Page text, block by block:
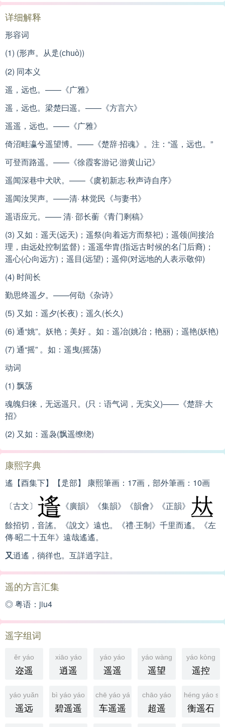
详细解释
形容词
(1) (形声。从辵(chuò))
(2) 同本义
遥，远也。——《广雅》
遥，远也。梁楚曰遥。——《方言六》
遥遥，远也。——《广雅》
倚沼畦瀛兮遥望博。——《楚辞·招魂》。注：“遥，远也。”
可登而路遥。——《徐霞客游记·游黄山记》
遥闻深巷中犬吠。——《虞初新志·秋声诗自序》
遥闻汝哭声。——清· 林觉民《与妻书》
遥语应元。—— 清· 邵长蘅《青门剩稿》
(3) 又如：遥天(远天)；遥祭(向着远方而祭祀)；遥领(间接治
理，由远处控制监督)；遥遥华胄(指远古时候的名门后裔)；
遥心(心向远方)；遥目(远望)；遥仰(对远地的人表示敬仰)
(4) 时间长
勤思终遥夕。——何劭《杂诗》
(5) 又如：遥夕(长夜)；遥久(长久)
(6) 通“姚”。妖艳；美好 。如：遥冶(姚冶；艳丽)；遥艳(妖艳)
(7) 通“摇” 。如：遥曳(摇荡)
动词
(1) 飘荡
魂魄归徕，无远遥只。(只：语气词，无实义)——《楚辞·大
招》
(2) 又如：遥袅(飘遥缭绕)
康熙字典
遙【酉集下】【辵部】 康熙筆画：17画，部外筆画：10画
〔古文〕
《廣韻》《集韻》《韻會》《正韻》
餘招切，音謠。《說文》遠也。《禮·王制》千里而遙。《左
傳·昭二十五年》遠哉遙遙。
又逍遙，徜徉也。互詳逍字註。
遥的方言汇集
◎ 粤语：jiu4
遥字组词
ěr yáo
迩遥
xiāo yáo
逍遥
yáo yáo
遥遥
yáo wàng
遥望
yáo kòng
遥控
yáo yuǎn
遥远
bì yáo yáo
碧遥遥
chē yáo yáo
车遥遥
chāo yáo
超遥
héng yáo shí
衡遥石